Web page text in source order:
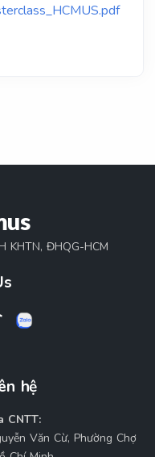
KHTN, ĐHQG-HCM
hệ
CNTT:
Văn Cừ, Phường Chợ